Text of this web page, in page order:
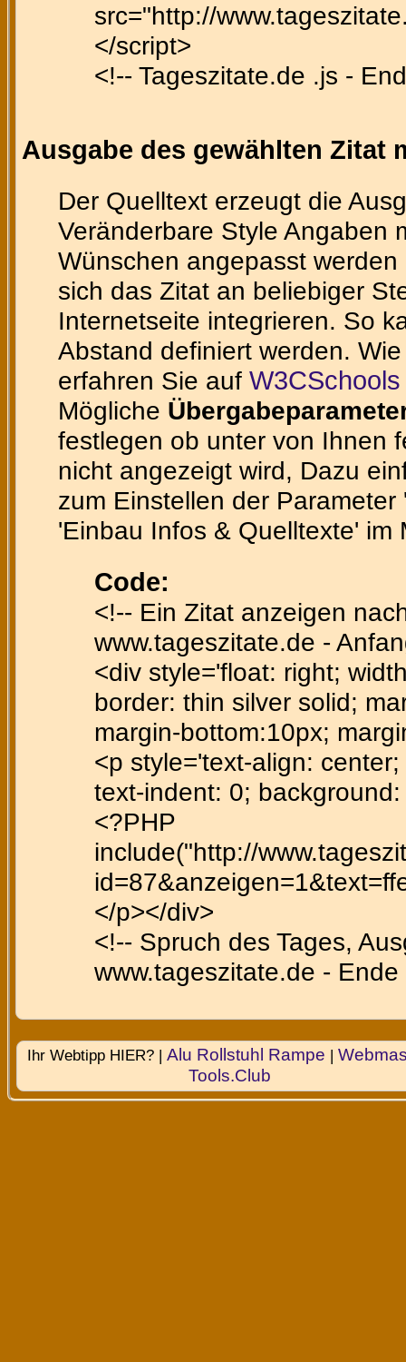
src="http://
</script>
<!-- Tageszitate.de .js -
Ausgabe des gewählten Zitat
Der Quelltext erzeugt die
Veränderbare Style Angaben
Wünschen angepasst
sich das Zitat an beliebiger
Internetseite integrieren. So
Abstand definiert werden.
erfahren Sie auf
Mögliche
festlegen ob unter von Ihnen
nicht angezeigt wird, Dazu
zum Einstellen der
'Einbau Infos & Quelltexte' im
Code:
<!-- Ein Zitat anzeigen
www.tageszitate.de -
<div style='float: right;
border: thin silver solid;
margin-bottom:10px;
<p style='text-align:
text-indent: 0;
<?PHP
include("http://
</p></div>
<!-- Spruch des Tages,
www.tageszitate.de - Ende
Ihr Webtipp HIER? | Alu Rollstuhl Rampe |
Tools.Club